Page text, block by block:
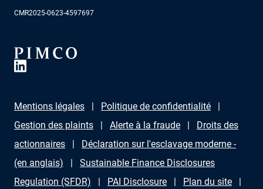
CMR2025-0623-4597697
Mentions légales
Politique de confidentialité
Gestion des plaints
Alerte à la fraude
Droits des
actionnaires
Déclaration sur l'esclavage moderne -
(en anglais)
Sustainable Finance Disclosures
Regulation (SFDR)
PAI Disclosure
Plan du site